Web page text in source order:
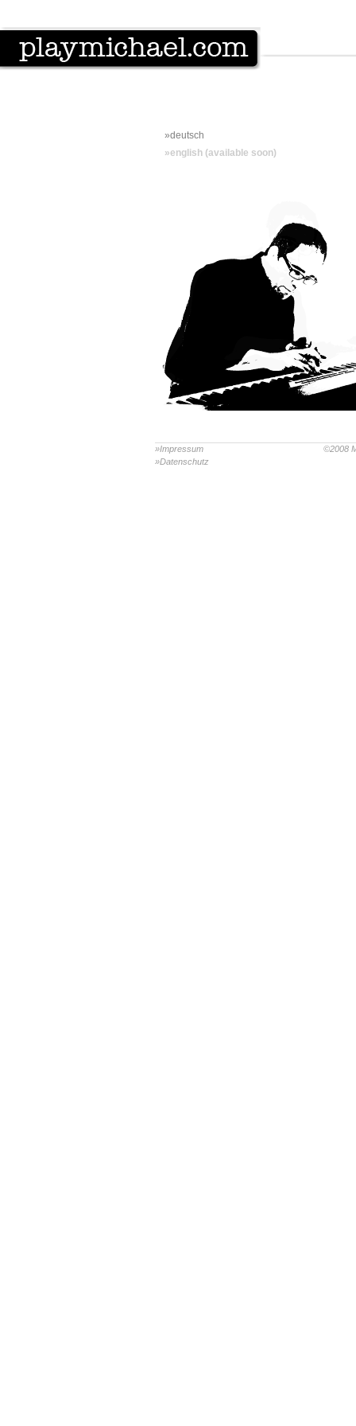
»deutsch
»english (available soon)
©2008
»Impressum
»Datenschutz